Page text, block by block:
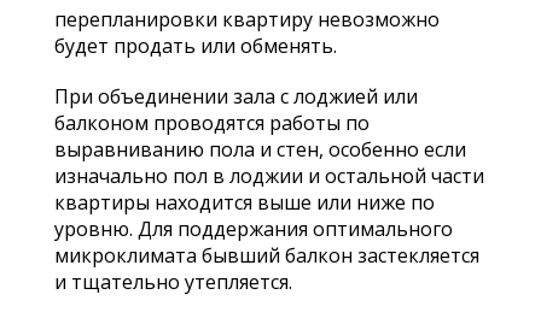
перепланировки квартиру невозможно
будет продать или обменять.
При объединении зала с лоджией или
балконом проводятся работы по
выравниванию пола и стен, особенно если
изначально пол в лоджии и остальной части
квартиры находится выше или ниже по
уровню. Для поддержания оптимального
микроклимата бывший балкон застекляется
и тщательно утепляется.